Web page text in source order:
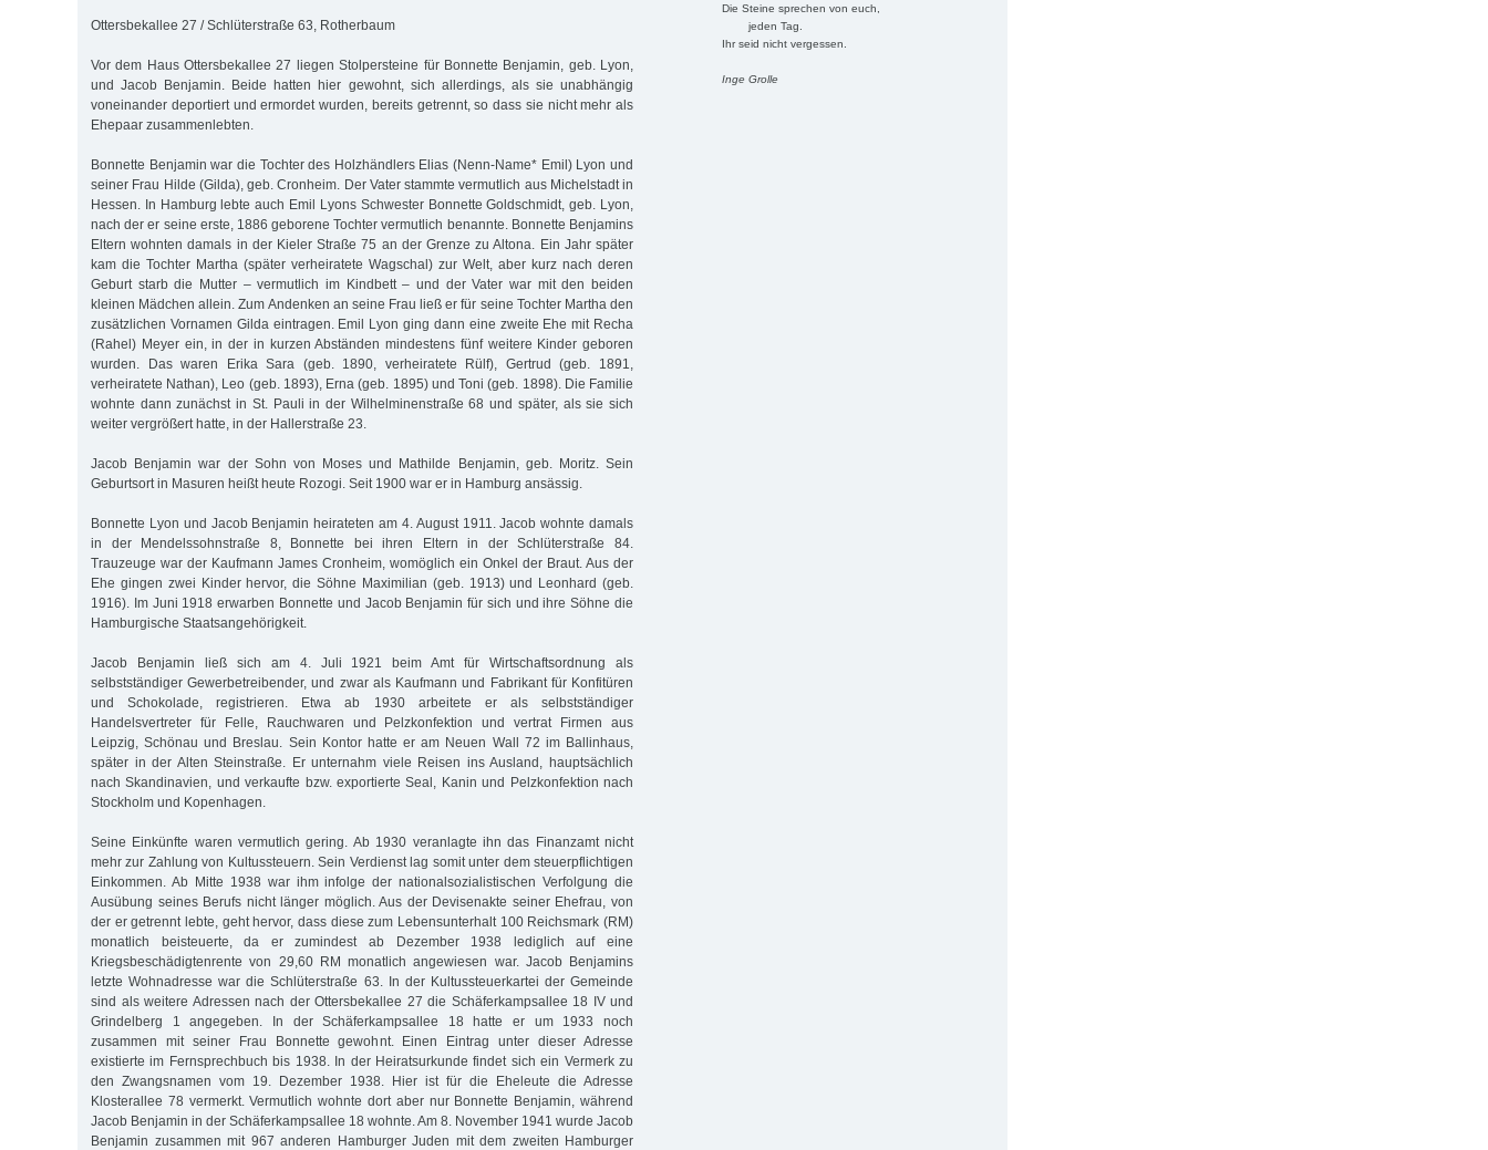
Die Steine sprechen von euch,
jeden Tag.
Ihr seid nicht vergessen.
Inge Grolle
Ottersbekallee 27 / Schlüterstraße 63, Rotherbaum
Vor dem Haus Ottersbekallee 27 liegen Stolpersteine für Bonnette Benjamin, geb. Lyon,
und Jacob Benjamin. Beide hatten hier gewohnt, sich allerdings, als sie unabhängig
voneinander deportiert und ermordet wurden, bereits getrennt, so dass sie nicht mehr als
Ehepaar zusammenlebten.
Bonnette Benjamin war die Tochter des Holzhändlers Elias (Nenn-Name* Emil) Lyon und
seiner Frau Hilde (Gilda), geb. Cronheim. Der Vater stammte vermutlich aus Michelstadt in
Hessen. In Hamburg lebte auch Emil Lyons Schwester Bonnette Goldschmidt, geb. Lyon,
nach der er seine erste, 1886 geborene Tochter vermutlich benannte. Bonnette Benjamins
Eltern wohnten damals in der Kieler Straße 75 an der Grenze zu Altona. Ein Jahr später
kam die Tochter Martha (später verheiratete Wagschal) zur Welt, aber kurz nach deren
Geburt starb die Mutter – vermutlich im Kindbett – und der Vater war mit den beiden
kleinen Mädchen allein. Zum Andenken an seine Frau ließ er für seine Tochter Martha den
zusätzlichen Vornamen Gilda eintragen. Emil Lyon ging dann eine zweite Ehe mit Recha
(Rahel) Meyer ein, in der in kurzen Abständen mindestens fünf weitere Kinder geboren
wurden. Das waren Erika Sara (geb. 1890, verheiratete Rülf), Gertrud (geb. 1891,
verheiratete Nathan), Leo (geb. 1893), Erna (geb. 1895) und Toni (geb. 1898). Die Familie
wohnte dann zunächst in St. Pauli in der Wilhelminenstraße 68 und später, als sie sich
weiter vergrößert hatte, in der Hallerstraße 23.
Jacob Benjamin war der Sohn von Moses und Mathilde Benjamin, geb. Moritz. Sein
Geburtsort in Masuren heißt heute Rozogi. Seit 1900 war er in Hamburg ansässig.
Bonnette Lyon und Jacob Benjamin heirateten am 4. August 1911. Jacob wohnte damals
in der Mendelssohnstraße 8, Bonnette bei ihren Eltern in der Schlüterstraße 84.
Trauzeuge war der Kaufmann James Cronheim, womöglich ein Onkel der Braut. Aus der
Ehe gingen zwei Kinder hervor, die Söhne Maximilian (geb. 1913) und Leonhard (geb.
1916). Im Juni 1918 erwarben Bonnette und Jacob Benjamin für sich und ihre Söhne die
Hamburgische Staatsangehörigkeit.
Jacob Benjamin ließ sich am 4. Juli 1921 beim Amt für Wirtschaftsordnung als
selbstständiger Gewerbetreibender, und zwar als Kaufmann und Fabrikant für Konfitüren
und Schokolade, registrieren. Etwa ab 1930 arbeitete er als selbstständiger
Handelsvertreter für Felle, Rauchwaren und Pelzkonfektion und vertrat Firmen aus
Leipzig, Schönau und Breslau. Sein Kontor hatte er am Neuen Wall 72 im Ballinhaus,
später in der Alten Steinstraße. Er unternahm viele Reisen ins Ausland, hauptsächlich
nach Skandinavien, und verkaufte bzw. exportierte Seal, Kanin und Pelzkonfektion nach
Stockholm und Kopenhagen.
Seine Einkünfte waren vermutlich gering. Ab 1930 veranlagte ihn das Finanzamt nicht
mehr zur Zahlung von Kultussteuern. Sein Verdienst lag somit unter dem steuerpflichtigen
Einkommen. Ab Mitte 1938 war ihm infolge der nationalsozialistischen Verfolgung die
Ausübung seines Berufs nicht länger möglich. Aus der Devisenakte seiner Ehefrau, von
der er getrennt lebte, geht hervor, dass diese zum Lebensunterhalt 100 Reichsmark (RM)
monatlich beisteuerte, da er zumindest ab Dezember 1938 lediglich auf eine
Kriegsbeschädigtenrente von 29,60 RM monatlich angewiesen war. Jacob Benjamins
letzte Wohnadresse war die Schlüterstraße 63. In der Kultussteuerkartei der Gemeinde
sind als weitere Adressen nach der Ottersbekallee 27 die Schäferkampsallee 18 IV und
Grindelberg 1 angegeben. In der Schäferkampsallee 18 hatte er um 1933 noch
zusammen mit seiner Frau Bonnette gewohnt. Einen Eintrag unter dieser Adresse
existierte im Fernsprechbuch bis 1938. In der Heiratsurkunde findet sich ein Vermerk zu
den Zwangsnamen vom 19. Dezember 1938. Hier ist für die Eheleute die Adresse
Klosterallee 78 vermerkt. Vermutlich wohnte dort aber nur Bonnette Benjamin, während
Jacob Benjamin in der Schäferkampsallee 18 wohnte. Am 8. November 1941 wurde Jacob
Benjamin zusammen mit 967 anderen Hamburger Juden mit dem zweiten Ham­burger